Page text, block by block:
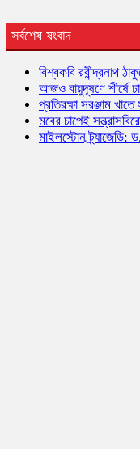
সর্বশেষ ষংবাদ
বিশ্বকবি রবীন্দ্রনাথ
আজও বায়ুদূষণে শীর্ষে
প্রতিরক্ষা সরঞ্জাম
মবের চাপেই
মাইলস্টোন